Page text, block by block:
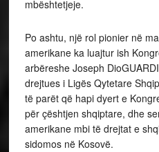
mbështetjeje.
Po ashtu, një rol pionier në
amerikane ka luajtur ish
arbëreshe Joseph
drejtues i Ligës Qytetare
të parët që hapi dyert e
për çështjen shqiptare, dhe
amerikane mbi të drejtat e
sidomos në Kosovë.